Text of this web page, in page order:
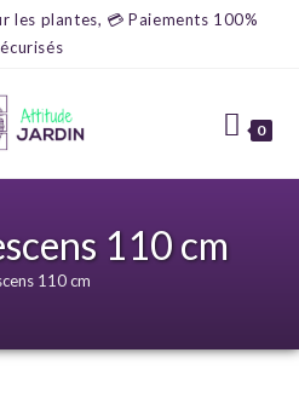
les plantes, 💳 Paiements 100%
0
110 cm
110 cm